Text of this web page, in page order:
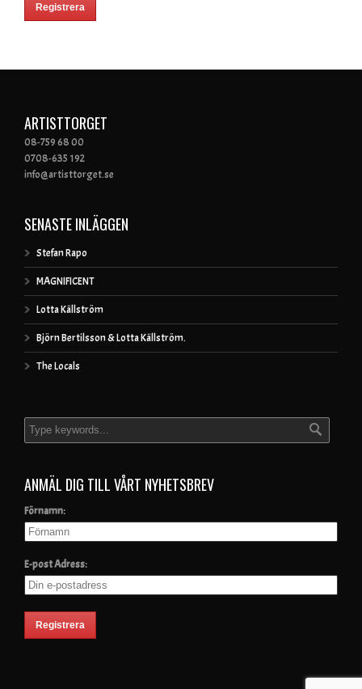
ARTISTTORGET
08-759 68 00
0708-635 192
info@artisttorget.se
SENASTE INLÄGGEN
Stefan Rapo
MAGNIFICENT
Lotta Källström
Björn Bertilsson & Lotta Källström.
The Locals
ANMÄL DIG TILL VÅRT NYHETSBREV
Förnamn:
E-post Adress: